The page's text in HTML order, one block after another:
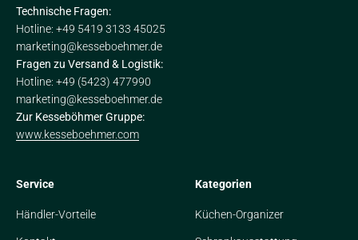
Technische Fragen:
Hotline: +49 5419 3133 45025
marketing@kesseboehmer.de
Fragen zu Versand & Logistik:
Hotline: +49 (5423) 477990
marketing@kesseboehmer.de
Zur Kesseböhmer Gruppe:
www.kesseboehmer.com
Service
Händler-Vorteile
Kategorien
Küchen-Organizer